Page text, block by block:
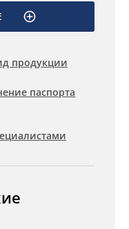
продукции
паспорта